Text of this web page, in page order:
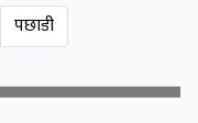
पछाडी